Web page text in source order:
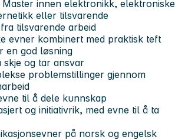
innen elektronikk, elektroniske
eller tilsvarende
tilsvarende arbeid
evner kombinert med praktisk teft
en god løsning
skje og tar ansvar
problemstillinger gjennom
til å dele kunnskap
og initiativrik, med evne til å ta
på norsk og engelsk